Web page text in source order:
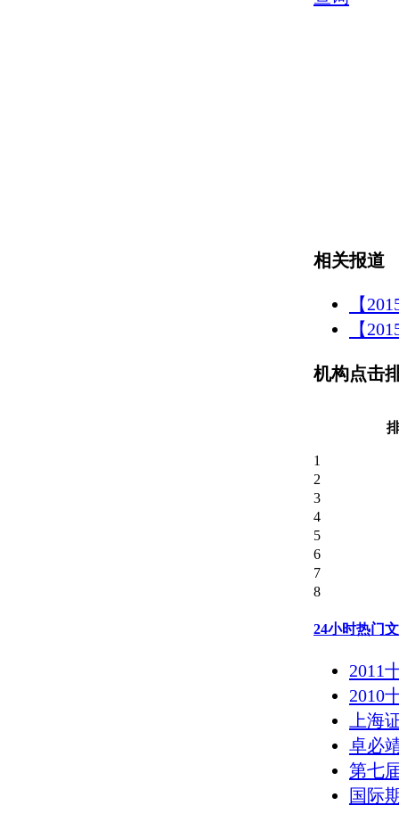
相关报道
【
【
机构点击
1
2
3
4
5
6
7
8
24小时热门
2011
2010
上海
卓必
第七
国际